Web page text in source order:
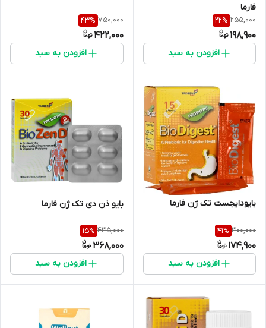
فارما
255,000
22%
198,900
افزودن به سبد
750,000
43%
422,000
افزودن به سبد
بایودایجست تک ژن فارما
300,000
41%
174,900
افزودن به سبد
بایو ذن دی تک ژن فارما
435,000
15%
368,000
افزودن به سبد